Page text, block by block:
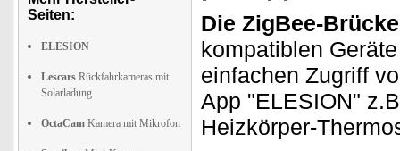
Seiten:
ELESION
Lescars Rückfahrkameras mit
Solarladung
OctaCam Kamera mit Mikrofon
Die ZigBee-
kompatiblen
einfachen Zugriff
App "ELESION"
Heizkörper-